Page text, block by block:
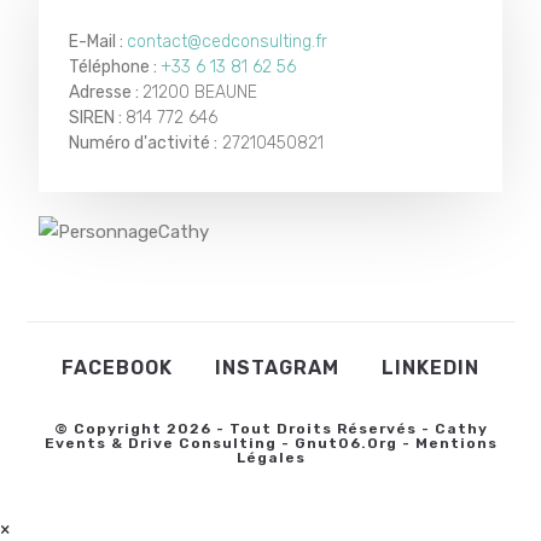
E-Mail : contact@cedconsulting.fr
Téléphone :+33 6 13 81 62 56
Adresse : 21200 BEAUNE
SIREN : 814 772 646
Numéro d'activité : 27210450821
FACEBOOK INSTAGRAM LINKEDIN
© Copyright 2026 - Tout Droits Réservés - Cathy
Events & Drive Consulting - Gnut06.org - Mentions
Légales
×